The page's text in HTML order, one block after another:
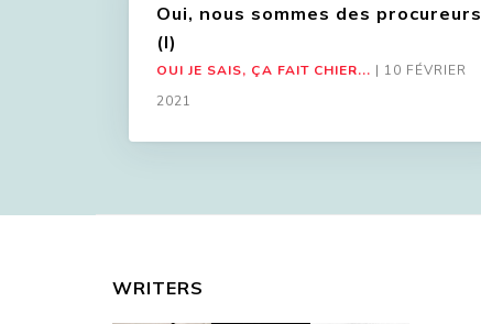
Oui, nous sommes des procureurs
(I)
OUI JE SAIS, ÇA FAIT CHIER... | 10 FÉVRIER
2021
WRITERS